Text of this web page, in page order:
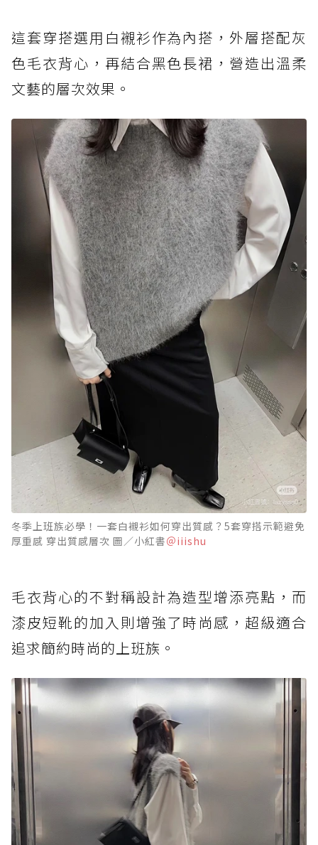
這套穿搭選用白襯衫作為內搭，外層搭配灰
色毛衣背心，再結合黑色長裙，營造出溫柔
文藝的層次效果。
冬季上班族必學！一套白襯衫如何穿出質感？5套穿搭示範避免
厚重感 穿出質感層次 圖／小紅書＠iiishu
毛衣背心的不對稱設計為造型增添亮點，而
漆皮短靴的加入則增強了時尚感，超級適合
追求簡約時尚的上班族。